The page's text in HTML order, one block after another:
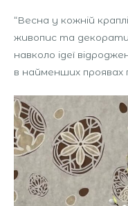
“Весна у кожній
живопис та
навколо ідеї
в найменших проявах